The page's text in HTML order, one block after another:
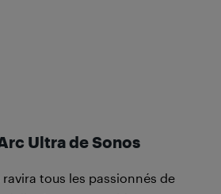
Ultra de Sonos
ravira tous les passionnés de